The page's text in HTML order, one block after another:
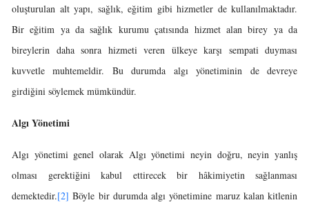
oluşturulan alt yapı, sağlık, eğitim gibi hizmetler de kullanılmaktadır.
Bir eğitim ya da sağlık kurumu çatısında hizmet alan birey ya da
bireylerin daha sonra hizmeti veren ülkeye karşı sempati duyması
kuvvetle muhtemeldir. Bu durumda algı yönetiminin de devreye
girdiğini söylemek mümkündür.
Algı Yönetimi
Algı yönetimi genel olarak Algı yönetimi neyin doğru, neyin yanlış
olması gerektiğini kabul ettirecek bir hâkimiyetin sağlanması
demektedir.[2] Böyle bir durumda algı yönetimine maruz kalan kitlenin